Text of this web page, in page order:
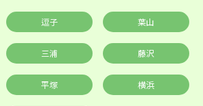
逗子 葉山
三浦 藤沢
平塚 横浜